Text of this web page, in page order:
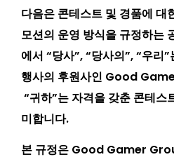
다음은 콘테스트 및 경품에 대
모션의 운영 방식을 규정하는
에서 “당사”, “당사의”, “우리
행사의 후원사인 Good
“귀하”는 자격을 갖춘 콘테
미합니다.
본 규정은 Good Gamer